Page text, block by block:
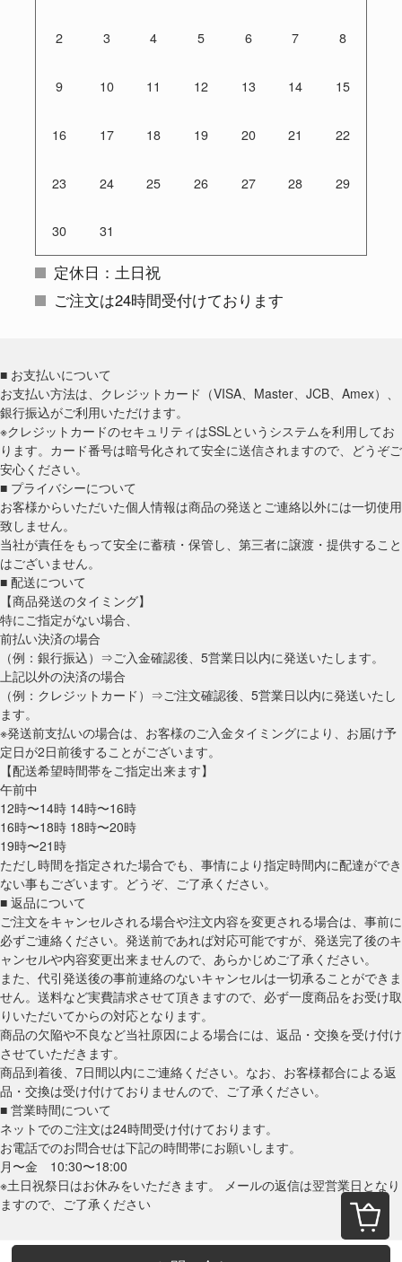
2 3 4 5 6 7 8
9 10 11 12 13 14 15
16 17 18 19 20 21 22
23 24 25 26 27 28 29
30 31
定休日：土日祝
ご注文は24時間受付けております
■ お支払いについて
お支払い方法は、クレジットカード（VISA、Master、JCB、Amex）、
銀行振込がご利用いただけます。
※クレジットカードのセキュリティはSSLというシステムを利用してお
ります。カード番号は暗号化されて安全に送信されますので、どうぞご
安心ください。
■ プライバシーについて
お客様からいただいた個人情報は商品の発送とご連絡以外には一切使用
致しません。
当社が責任をもって安全に蓄積・保管し、第三者に譲渡・提供すること
はございません。
■ 配送について
【商品発送のタイミング】
特にご指定がない場合、
前払い決済の場合
（例：銀行振込）⇒ご入金確認後、5営業日以内に発送いたします。
上記以外の決済の場合
（例：クレジットカード）⇒ご注文確認後、5営業日以内に発送いたし
ます。
※発送前支払いの場合は、お客様のご入金タイミングにより、お届け予
定日が2日前後することがございます。
【配送希望時間帯をご指定出来ます】
午前中
12時〜14時 14時〜16時
16時〜18時 18時〜20時
19時〜21時
ただし時間を指定された場合でも、事情により指定時間内に配達ができ
ない事もございます。どうぞ、ご了承ください。
■ 返品について
ご注文をキャンセルされる場合や注文内容を変更される場合は、事前に
必ずご連絡ください。発送前であれば対応可能ですが、発送完了後のキ
ャンセルや内容変更出来ませんので、あらかじめご了承ください。
また、代引発送後の事前連絡のないキャンセルは一切承ることができま
せん。送料など実費請求させて頂きますので、必ず一度商品をお受け取
りいただいてからの対応となります。
商品の欠陥や不良など当社原因による場合には、返品・交換を受け付け
させていただきます。
商品到着後、7日間以内にご連絡ください。なお、お客様都合による返
品・交換は受け付けておりませんので、ご了承ください。
■ 営業時間について
ネットでのご注文は24時間受け付けております。
お電話でのお問合せは下記の時間帯にお願いします。
月〜金 10:30〜18:00
※土日祝祭日はお休みをいただきます。 メールの返信は翌営業日となり
ますので、ご了承ください